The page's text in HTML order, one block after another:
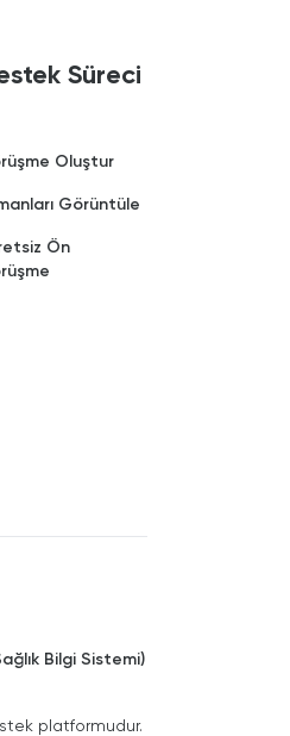
Süreci
Oluştur
Görüntüle
Ön
Bilgi Sistemi)
platformudur.